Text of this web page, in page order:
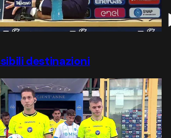
destinazioni